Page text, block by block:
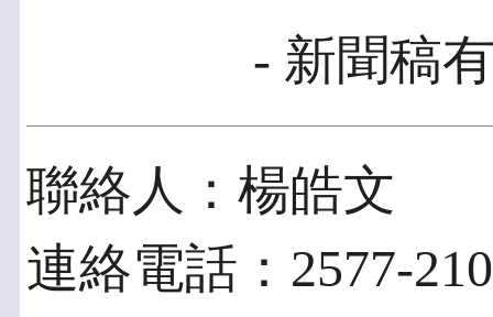
- 新聞稿
聯絡人：楊皓文
連絡電話：2577-